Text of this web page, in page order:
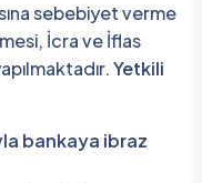
sebebiyet verme
İcra ve İflas
Yetkili
bankaya ibraz